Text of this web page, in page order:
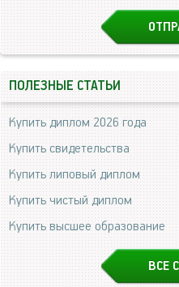
ПОЛЕЗНЫЕ СТАТЬИ
Купить диплом 2026 года
Купить свидетельства
Купить липовый диплом
Купить чистый диплом
Купить высшее образование
ВСЕ